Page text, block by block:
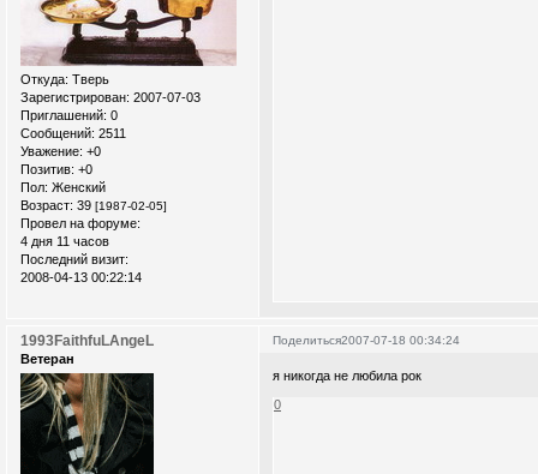
Откуда: Тверь
Зарегистрирован: 2007-07-03
Приглашений: 0
Сообщений: 2511
Уважение: +0
Позитив: +0
Пол: Женский
Возраст: 39 [1987-02-05]
Провел на форуме:
4 дня 11 часов
Последний визит:
2008-04-13 00:22:14
Поделиться2007-07-18 00:34:24
1993FaithfuLAngeL
Ветеран
я никогда не любила рок
0